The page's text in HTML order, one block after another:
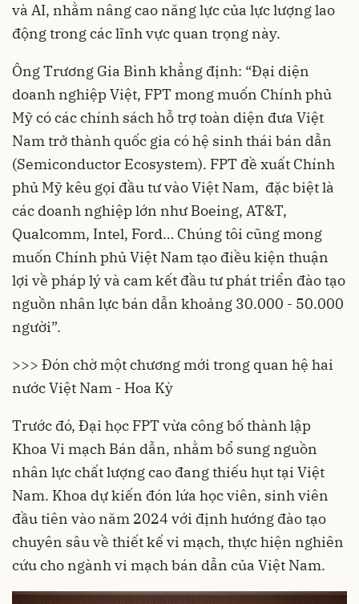
và AI, nhằm nâng cao năng lực của lực lượng lao
động trong các lĩnh vực quan trọng này.
Ông Trương Gia Bình khẳng định: “Đại diện
doanh nghiệp Việt, FPT mong muốn Chính phủ
Mỹ có các chính sách hỗ trợ toàn diện đưa Việt
Nam trở thành quốc gia có hệ sinh thái bán dẫn
(Semiconductor Ecosystem). FPT đề xuất Chính
phủ Mỹ kêu gọi đầu tư vào Việt Nam, đặc biệt là
các doanh nghiệp lớn như Boeing, AT&T,
Qualcomm, Intel, Ford… Chúng tôi cũng mong
muốn Chính phủ Việt Nam tạo điều kiện thuận
lợi về pháp lý và cam kết đầu tư phát triển đào tạo
nguồn nhân lực bán dẫn khoảng 30.000 - 50.000
người”.
>>> Đón chờ một chương mới trong quan hệ hai
nước Việt Nam - Hoa Kỳ
Trước đó, Đại học FPT vừa công bố thành lập
Khoa Vi mạch Bán dẫn, nhằm bổ sung nguồn
nhân lực chất lượng cao đang thiếu hụt tại Việt
Nam. Khoa dự kiến đón lứa học viên, sinh viên
đầu tiên vào năm 2024 với định hướng đào tạo
chuyên sâu về thiết kế vi mạch, thực hiện nghiên
cứu cho ngành vi mạch bán dẫn của Việt Nam.